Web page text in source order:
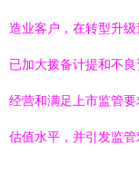
造业客户，在转型升
已加大拨备计提和不
经营和满足上市监管
估值水平，并引发监管